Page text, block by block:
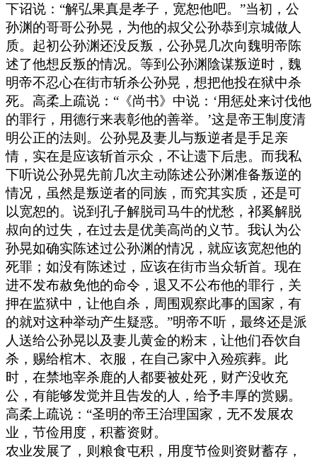
下诏说：“解弘果真是孝子，宽恕他吧。”当初，公
孙渊的哥哥公孙晃，为他的叔父公孙恭到京城做人
质。起初公孙渊还没反叛，公孙晃几次向魏明帝陈
述了他想反叛的情况。等到公孙渊陰谋叛逆时，魏
明帝不忍心在街市斩杀公孙晃，想把他投在狱中杀
死。高柔上疏说：“《尚书》中说：‘用惩处来讨伐他
的罪行，用德行来表彰他的善举。’这是帝王制度清
明公正的法则。公孙晃及妻儿与叛逆者是手足亲
情，实在是应该斩首示众，不让遗下后患。而我私
下听说公孙晃先前几次主动陈述公孙渊准备叛逆的
情况，虽然是叛逆者的同族，而究其实质，还是可
以宽恕的。说到孔子解脱司马牛的忧愁，祁奚解脱
叔向的过失，在过去是优美高尚的义节。我认为公
孙晃如确实陈述过公孙渊的情况，就应该宽恕他的
死罪；如没有陈述过，应该在街市当众斩首。现在
进不发布赦免他的命令，退又不公布他的罪行，关
押在监狱中，让他自杀，周围观察此事的国家，有
的就对这种举动产生疑惑。”明帝不听，最终还是派
人送给公孙晃以及妻儿黄金的粉末，让他们吞饮自
杀，赐给棺木、衣服，在自己家中入殓殡葬。此
时，在禁地宰杀鹿的人都要被处死，财产没收充
公，有能够发觉并且告发的人，给予丰厚的赏赐。
高柔上疏说：“圣明的帝王治理国家，无不发展农
业，节俭用度，积蓄资财。
农业发展了，则粮食屯积，用度节俭则资财蓄存，